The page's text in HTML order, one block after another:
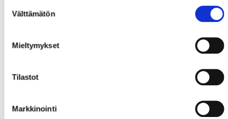
valinta
Välttämätön
Mieltymykset
Tilastot
Markkinointi
Pörssit
Sebastian Oksanen 1+0
Alex Kahila 30/34